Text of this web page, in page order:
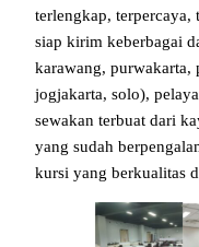
terlengkap,
siap kirim keberbagai
karawang, purwakarta,
jogjakarta, solo),
sewakan terbuat dari
yang sudah
kursi yang berkualitas